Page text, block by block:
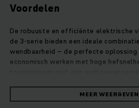
Voordelen
De robuuste en efficiënte elektrische
de 3-serie bieden een ideale
wendbaarheid – de perfecte oplossing
economisch werken met hoge
gewichtsverdeling, wat zorgt voor
rijveiligheid, zelfs op oneffen vloeren.
MEER WEERGEVEN